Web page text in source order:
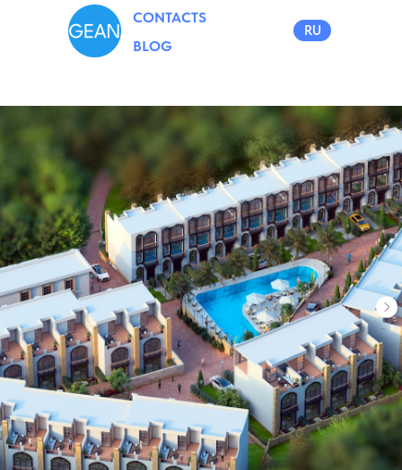
CONTACTS
BLOG
RU